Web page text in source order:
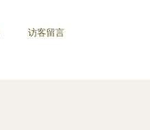
访客留言